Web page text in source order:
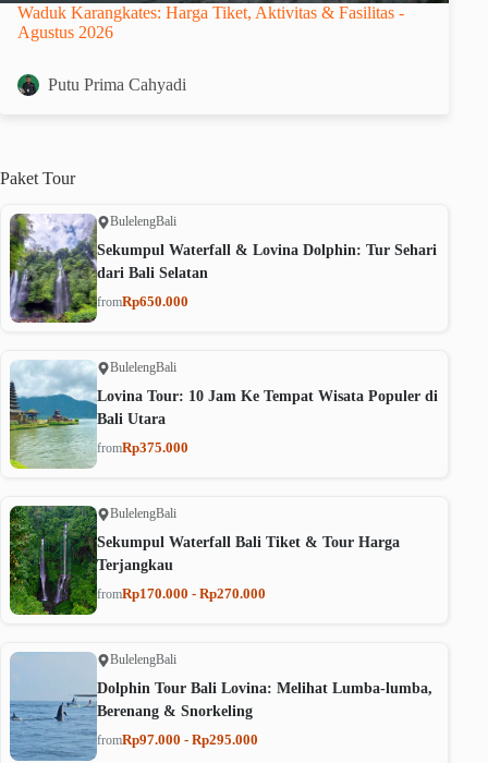
Waduk Karangkates: Harga Tiket, Aktivitas & Fasilitas -
Agustus 2026
Putu Prima Cahyadi
Paket Tour
BulelengBali
Sekumpul Waterfall & Lovina Dolphin: Tur Sehari
dari Bali Selatan
fromRp650.000
BulelengBali
Lovina Tour: 10 Jam Ke Tempat Wisata Populer di
Bali Utara
fromRp375.000
BulelengBali
Sekumpul Waterfall Bali Tiket & Tour Harga
Terjangkau
fromRp170.000 - Rp270.000
BulelengBali
Dolphin Tour Bali Lovina: Melihat Lumba-lumba,
Berenang & Snorkeling
fromRp97.000 - Rp295.000